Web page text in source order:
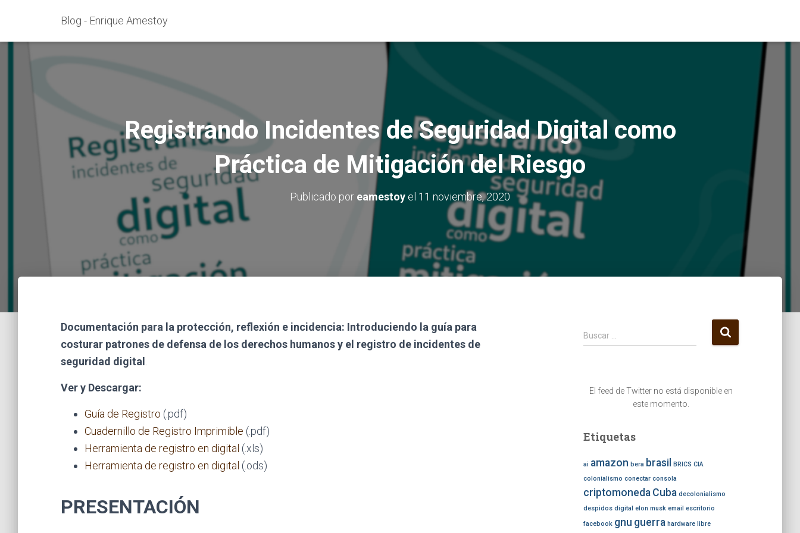
Blog - Enrique Amestoy
Registrando Incidentes de Seguridad Digital como
Práctica de Mitigación del Riesgo
Publicado por eamestoy el 11 noviembre, 2020
Documentación para la protección, reflexión e incidencia: Introduciendo la guía para
costurar patrones de defensa de los derechos humanos y el registro de incidentes de
seguridad digital
Ver y Descargar:
Guía de Registro (.pdf)
Cuadernillo de Registro Imprimible (.pdf)
Herramienta de registro en digital (.xls)
Herramienta de registro en digital (.ods)
PRESENTACIÓN
B
u
Buscar …
El feed de Twitter no está disponible en
este momento.
Etiquetas
ai amazon bera brasil BRICS CIA
colonialismo conectar consola
criptomoneda Cuba decolonialismo
despidos digital elon musk email escritorio
facebook gnu guerra hardware libre